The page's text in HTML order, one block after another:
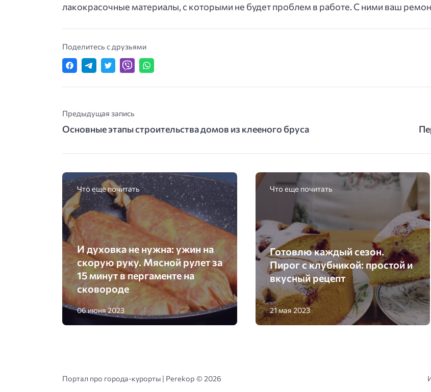
лакокрасочные материалы, с которыми не будет проблем в работе. С ними ваш
Поделитесь с друзьями
Предыдущая запись
Основные этапы строительства домов из клееного бруса
Что еще почитать
И духовка не нужна: ужин на
скорую руку. Мясной рулет за
15 минут в пергаменте на
сковороде
06 июня 2023
Что еще почитать
Готовлю каждый сезон.
Пирог с клубникой: простой и
вкусный рецепт
21 мая 2023
Портал про города-курорты | Perekop © 2026